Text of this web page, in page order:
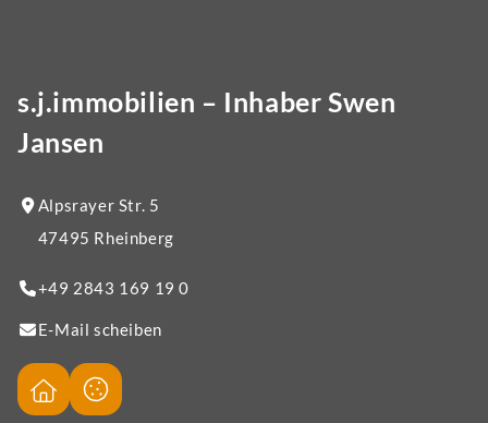
s.j.immobilien – Inhaber Swen
Jansen
Alpsrayer Str. 5
47495 Rheinberg
+49 2843 169 19 0
E-Mail scheiben